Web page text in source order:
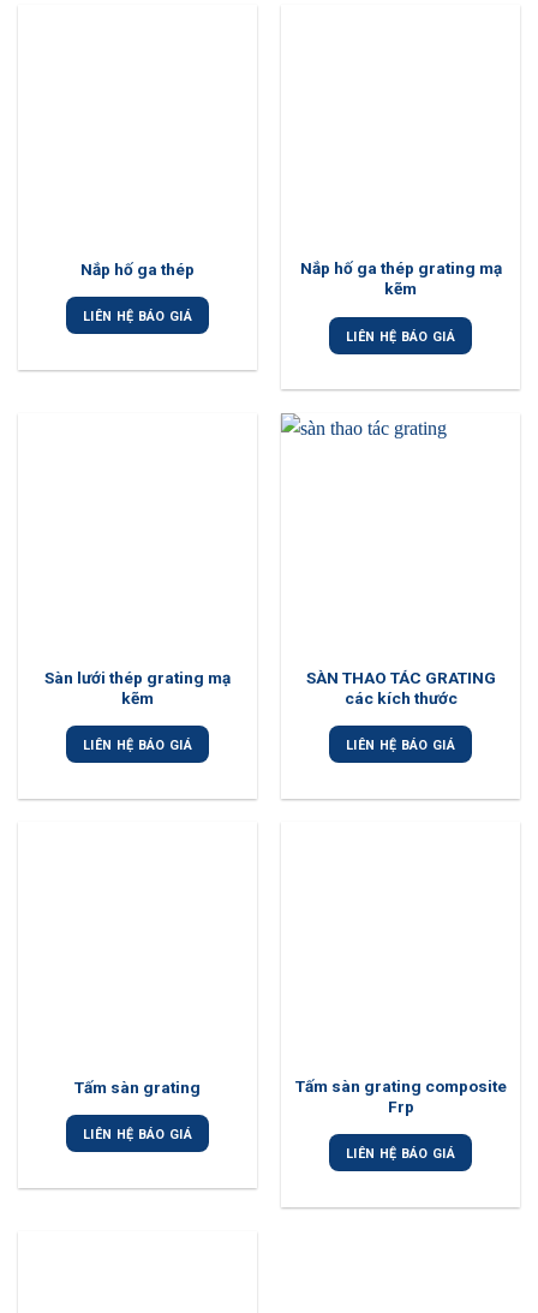
Nắp hố ga thép
LIÊN HỆ BÁO GIÁ
Nắp hố ga thép grating mạ
kẽm
LIÊN HỆ BÁO GIÁ
Sàn lưới thép grating mạ
kẽm
LIÊN HỆ BÁO GIÁ
SÀN THAO TÁC GRATING
các kích thước
LIÊN HỆ BÁO GIÁ
Tấm sàn grating
LIÊN HỆ BÁO GIÁ
Tấm sàn grating composite
Frp
LIÊN HỆ BÁO GIÁ